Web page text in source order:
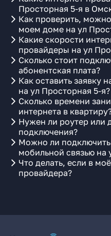
Просторная 5-я в
Как проверить,
моем доме на ул
Какие скорости
провайдеры на ул
Сколько стоит
абонентская плата?
Как оставить заявку
на ул Просторная 5-я?
Сколько времени
интернета в
Нужен ли роутер или
подключения?
Можно ли подключить
мобильной связью на
Что делать, если в
провайдера?